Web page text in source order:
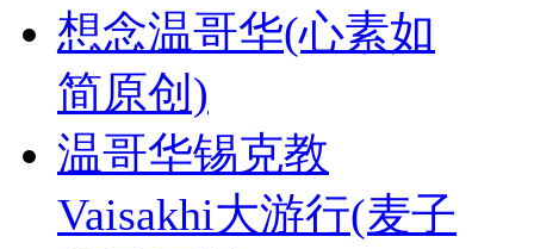
想念温哥华(心素如
简原创)
温哥华锡克教
Vaisakhi大游行(麦子